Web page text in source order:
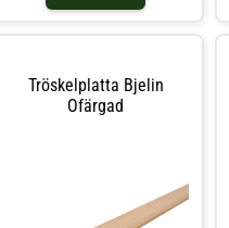
Tröskelplatta Bjelin
Ofärgad